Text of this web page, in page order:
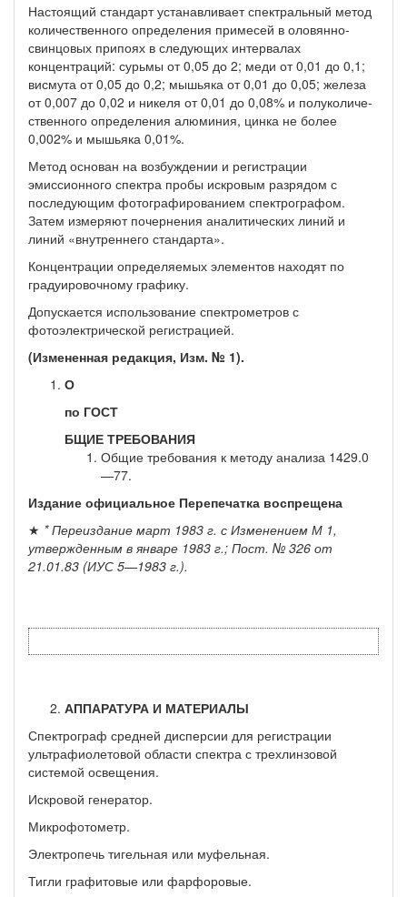
Настоящий стандарт устанавливает спектральный метод
коли­чественного определения примесей в оловянно-
свинцовых припоях в следующих интервалах
концентраций: сурьмы от 0,05 до 2; меди от 0,01 до 0,1;
висмута от 0,05 до 0,2; мышьяка от 0,01 до 0,05; железа
от 0,007 до 0,02 и никеля от 0,01 до 0,08% и полуколиче-
ственного определения алюминия, цинка не более
0,002% и мышь­яка 0,01%.
Метод основан на возбуждении и регистрации
эмиссионного спектра пробы искровым разрядом с
последующим фотографиро­ванием спектрографом.
Затем измеряют почернения аналитических линий и
линий «внутреннего стандарта».
Концентрации определяемых элементов находят по
градуиро­вочному графику.
Допускается использование спектрометров с
фотоэлектрической регистрацией.
(Измененная редакция, Изм. № 1).
О
по ГОСТ
БЩИЕ ТРЕБОВАНИЯ
Общие требования к методу анализа 1429.0
—77.
Издание официальное Перепечатка воспрещена
★ * Переиздание март 1983 г. с Изменением М 1,
утвержденным в январе 1983 г.; Пост. № 326 от
21.01.83 (ИУС 5—1983 г.).
АППАРАТУРА И МАТЕРИАЛЫ
Спектрограф средней дисперсии для регистрации
ультрафиоле­товой области спектра с трехлинзовой
системой освещения.
Искровой генератор.
Микрофотометр.
Электропечь тигельная или муфельная.
Тигли графитовые или фарфоровые.